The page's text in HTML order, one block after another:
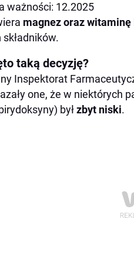
ważności: 12.2025
magnez oraz witaminę
składników.
taką decyzję?
Inspektorat
one, że w niektórych
byłzbyt niski.